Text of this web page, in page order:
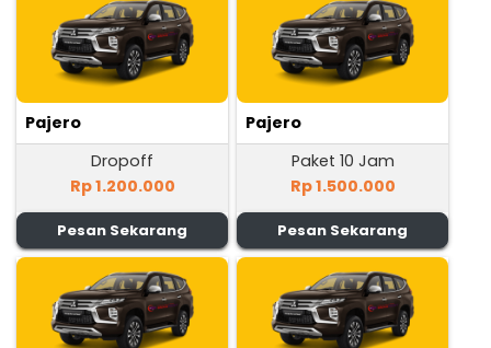
Pajero
Dropoff
Rp 1.200.000
Pesan Sekarang
Pajero
Paket 10 Jam
Rp 1.500.000
Pesan Sekarang